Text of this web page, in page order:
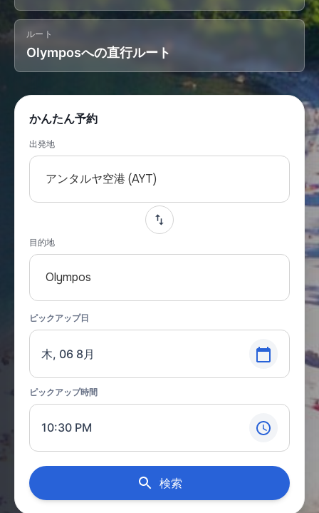
ルート
Olymposへの直行ルート
かんたん予約
出発地
アンタルヤ空港 (AYT)
目的地
Olympos
ピックアップ日
木, 06 8月
ピックアップ時間
10:30 PM
検索